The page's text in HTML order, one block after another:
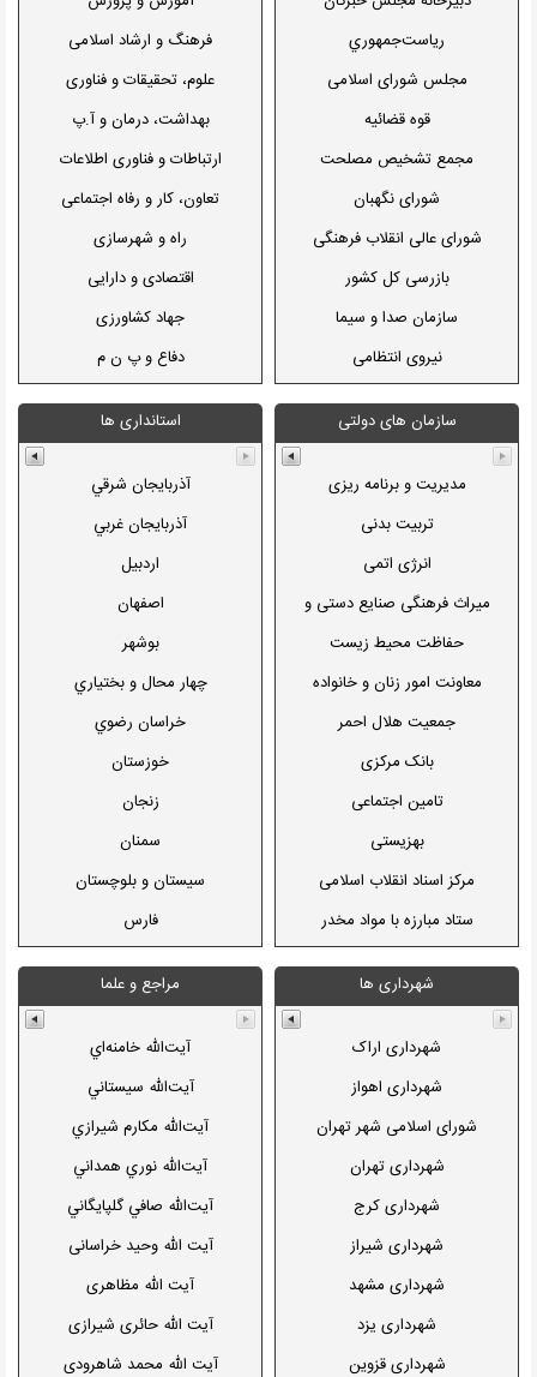
Boston Globe
Chicago Tribune
Los angeles times
CS Monitor
Guardian
Independent
Financial Times
Wall Street Journal
Jerusalem Post
Le Figaro
Le Monde
شبکه آی فیلم
شبکه پرس تی وی
ایران سیما
شبکه سحر
شبکه الکوثر
شبکه العالم
رادیو قرآن
رادیو معارف
راديو ايران
رادیو گفتگو
رادیو پیام
رياست‌جمهوري
مجلس شورای اسلامی
قوه قضائیه
مجمع تشخیص مصلحت
شورای نگهبان
شورای عالی انقلاب فرهنگی
بازرسی کل کشور
سازمان صدا و سیما
نیروی انتظامی
دادستانی کل کشور
سازمان ثبت و اسناد املاك
سازمان زندان ها
روزنامه رسمی
بنیاد مستضعفان
مرکز بررسی های استراتژیک
مرکز تحقيقات استراتژیک مجمع
بنیاد ملی نخبگان
فرهنگ و ارشاد اسلامی
علوم، تحقیقات و فناوری
بهداشت، درمان و آ.پ
ارتباطات و فناوری اطلاعات
تعاون، کار و رفاه اجتماعی
راه و شهرسازی
اقتصادی و دارایی
جهاد کشاورزی
دفاع و پ ن م
صنعت، معدن و تجارت
دادگستری
نفت
نیرو
سازمان های دولتی
مدیریت و برنامه ریزی
تربیت بدنی
انرژی اتمی
میراث فرهنگی صنایع دستی و
گردشگری
حفاظت محیط زیست
معاونت امور زنان و خانواده
جمعیت هلال احمر
بانک مرکزی
تامین اجتماعی
بهزیستی
مرکز اسناد انقلاب اسلامی
ستاد مبارزه با مواد مخدر
بنیاد شهید و امور ایثارگران
مرکز آمار ایران
شورای عالی اطلاع رسانی
کتابخانه ملی
سازمان بازنشستگی کشوری
شورای عالی مناطق آزاد
ستاد امر به معروف و نهی از منکر
استانداری ها
آذربايجان شرقي
آذربايجان غربي
اردبيل
اصفهان
بوشهر
چهار محال و بختياري
خراسان رضوي
خوزستان
زنجان
سمنان
سيستان و بلوچستان
فارس
قزوين
قم
كردستان
كرمان
كرمانشاه
كهگيلويه و بويراحمد
گلستان
گيلان
لرستان
مازندران
مركزي
شهرداری ها
شهرداری اراک
شهرداری اهواز
شورای اسلامی شهر تهران
شهرداری تهران
شهرداری کرج
شهرداری شیراز
شهرداری مشهد
شهرداری یزد
شهرداری قزوين
مراجع و علما
آيت‌الله خامنه‌اي
آيت‌الله سيستاني
آيت‌الله مكارم شيرازي
آيت‌الله نوري همداني
آيت‌الله صافي گلپايگاني
آيت الله وحيد خراسانی
آیت الله مظاهری
آیت الله حائری شیرازی
آیت الله محمد شاهرودی